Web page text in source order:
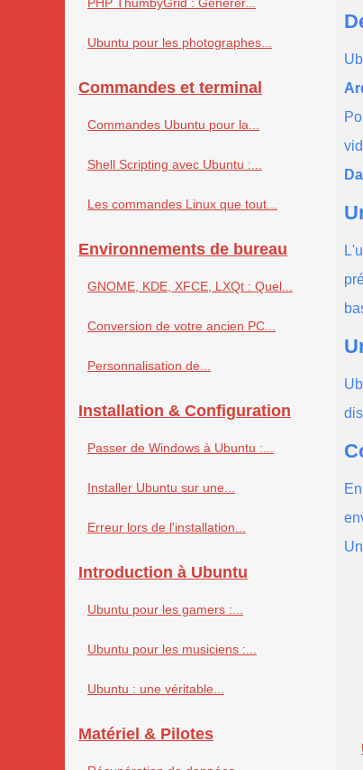
PHP ThumbyGrid : Générer...
Ubuntu pour les photographes...
Commandes et terminal
Commandes Ubuntu pour la...
Shell Scripting avec Ubuntu :...
Les commandes Linux que tout...
Environnements de bureau
GNOME, KDE, XFCE, LXQt : Quel...
Conversion de votre ancien PC...
Personnalisation de...
Installation & Configuration
Passer de Windows à Ubuntu :...
Installer Ubuntu sur une...
Erreur lors de l'installation...
Introduction à Ubuntu
Ubuntu pour les gamers :...
Ubuntu pour les musiciens :...
Ubuntu : une véritable...
Matériel & Pilotes